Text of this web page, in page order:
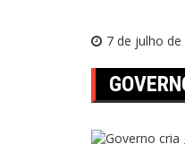
7 de julho de